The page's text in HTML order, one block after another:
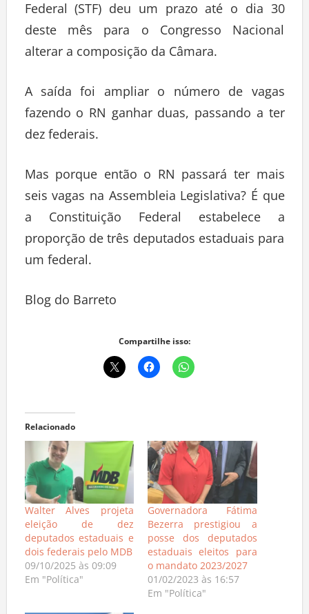
Federal (STF) deu um prazo até o dia 30
deste mês para o Congresso Nacional
alterar a composição da Câmara.
A saída foi ampliar o número de vagas
fazendo o RN ganhar duas, passando a ter
dez federais.
Mas porque então o RN passará ter mais
seis vagas na Assembleia Legislativa? É que
a Constituição Federal estabelece a
proporção de três deputados estaduais para
um federal.
Blog do Barreto
Compartilhe isso:
Relacionado
Walter Alves projeta
eleição de dez
deputados estaduais e
dois federais pelo MDB
09/10/2025 às 09:09
Em "Política"
Governadora Fátima
Bezerra prestigiou a
posse dos deputados
estaduais eleitos para
o mandato 2023/2027
01/02/2023 às 16:57
Em "Política"